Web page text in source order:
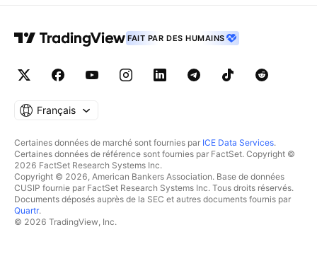
FAIT PAR DES HUMAINS
Français
Certaines données de marché sont fournies par ICE Data Services.
Certaines données de référence sont fournies par FactSet. Copyright ©
2026 FactSet Research Systems Inc.
Copyright © 2026, American Bankers Association. Base de données
CUSIP fournie par FactSet Research Systems Inc. Tous droits réservés.
Documents déposés auprès de la SEC et autres documents fournis par
Quartr.
© 2026 TradingView, Inc.